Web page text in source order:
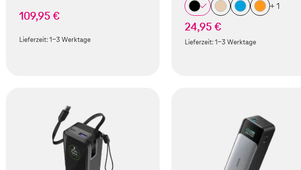
109,95 €
Lieferzeit:1-3 Werktage
+ 1
24,95 €
Lieferzeit:1-3 Werktage